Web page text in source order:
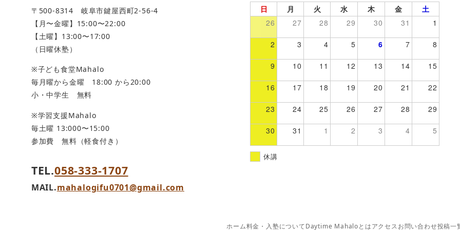
〒500-8314 岐阜市鍵屋西町2-56-4
【月〜金曜】15:00〜22:00
【土曜】13:00〜17:00
（日曜休塾）
※子ども食堂Mahalo
毎月曜から金曜 18:00 から20:00
小・中学生 無料
※学習支援Mahalo
毎土曜 13:000〜15:00
参加費 無料（軽食付き）
TEL.058-333-1707
MAIL.mahalogifu0701@gmail.com
日 月 火 水 木 金
土
26
27 28 29 30 31 1
2 3 4 5 6 7 8
9 10 11 12 13 14 15
16 17 18 19 20 21 22
23 24 25 26 27 28 29
30 31 1 2 3 4 5
休講
ホーム料金・入塾についてDaytime Mahaloとはアクセスお問い合わせ投稿一